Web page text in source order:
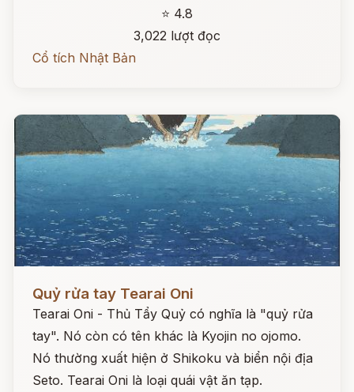
⭐ 4.8
3,022 lượt đọc
Cổ tích Nhật Bản
Quỷ rửa tay Tearai Oni
Tearai Oni - Thủ Tẩy Quỷ có nghĩa là "quỷ rửa
tay". Nó còn có tên khác là Kyojin no ojomo.
Nó thường xuất hiện ở Shikoku và biển nội địa
Seto. Tearai Oni là loại quái vật ăn tạp.